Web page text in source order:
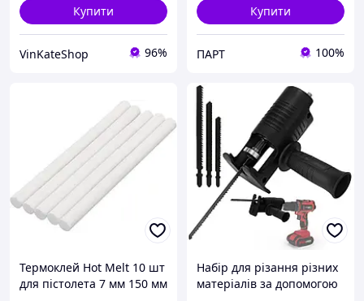
Купити
VinKateShop 96%
Купити
ПАРТ 100%
Термоклей Hot Melt 10 шт
для пістолета 7 мм 150 мм
Набір для різання різних
матеріалів за допомогою